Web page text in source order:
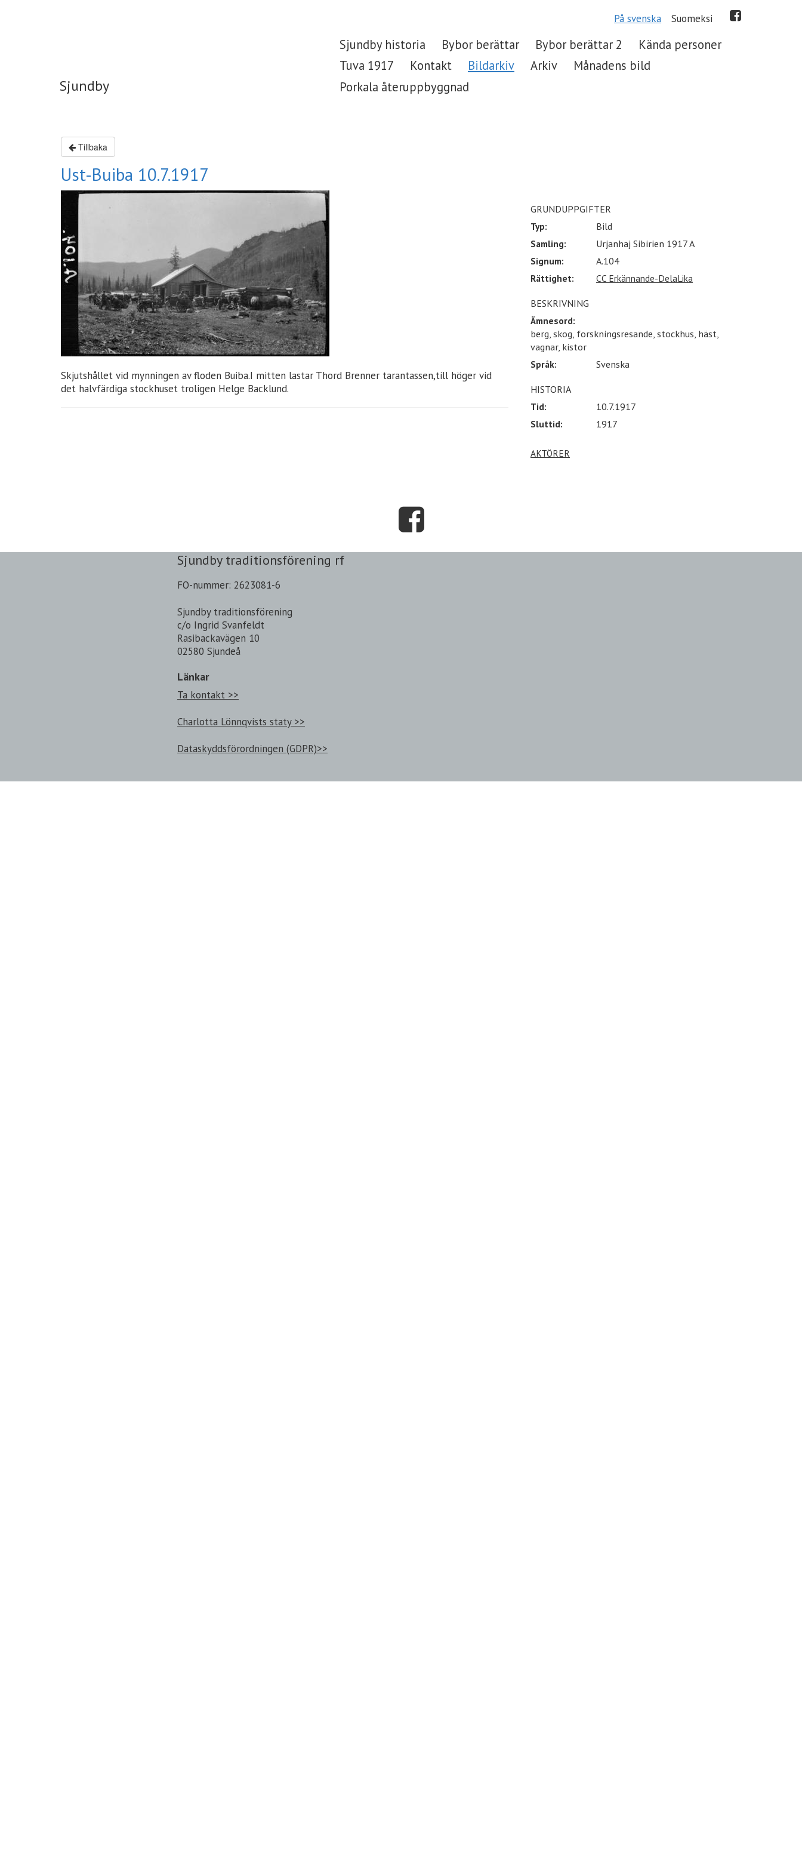
Sjundby
På svenska Suomeksi
Sjundby historia Bybor berättar Bybor berättar 2
Kända personer
Tuva 1917
Kontakt Bildarkiv Arkiv
Månadens bild
Porkala återuppbyggnad
Tillbaka
Ust-Buiba 10.7.1917
Skjutshållet vid mynningen av floden Buiba.I mitten lastar Thord Brenner tarantassen,till höger vid
det halvfärdiga stockhuset troligen Helge Backlund.
GRUNDUPPGIFTER
Typ:
Bild
Samling:
Urjanhaj Sibirien 1917 A
Signum:
A.104
Rättighet:
CC Erkännande-DelaLika
BESKRIVNING
Ämnesord:
berg, skog, forskningsresande, stockhus, häst,
vagnar, kistor
Språk:
Svenska
HISTORIA
Tid:
10.7.1917
Sluttid:
1917
AKTÖRER
Sjundby traditionsförening rf
FO-nummer: 2623081-6
Sjundby traditionsförening
c/o Ingrid Svanfeldt
Rasibackavägen 10
02580 Sjundeå
Länkar
Ta kontakt >>
Charlotta Lönnqvists staty >>
Dataskyddsförordningen (GDPR)>>